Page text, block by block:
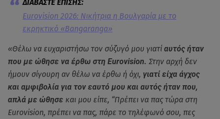
Eurovision 2026: Νικήτρια η Βουλγαρία με το
εκρηκτικό «Bangaranga»
«Θέλω να ευχαριστήσω τον σύζυγό μου γιατί αυτός ήταν
που με ώθησε να έρθω στη Eurovision. Στην αρχή δεν
ήμουν σίγουρη αν θέλω να έρθω ή όχι, γιατί είχα άγχος
και αμφιβολία για τον εαυτό μου και αυτός ήταν που,
απλά με ώθησε και μου είπε, “Πρέπει να πας τώρα στη
Eurovision, πρέπει να πας, πάρε το τηλέφωνό σου, πες